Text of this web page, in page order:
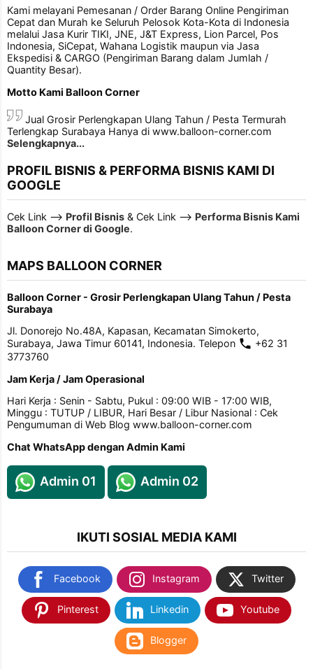
Kami melayani Pemesanan / Order Barang Online Pengiriman
Cepat dan Murah ke Seluruh Pelosok Kota-Kota di Indonesia
melalui Jasa Kurir TIKI, JNE, J&T Express, Lion Parcel, Pos
Indonesia, SiCepat, Wahana Logistik maupun via Jasa
Ekspedisi & CARGO (Pengiriman Barang dalam Jumlah /
Quantity Besar).
Motto Kami Balloon Corner
Jual Grosir Perlengkapan Ulang Tahun / Pesta Termurah
Terlengkap Surabaya Hanya di www.balloon-corner.com
Selengkapnya...
PROFIL BISNIS & PERFORMA BISNIS KAMI DI
GOOGLE
Cek Link --> Profil Bisnis & Cek Link --> Performa Bisnis Kami
Balloon Corner di Google.
MAPS BALLOON CORNER
Balloon Corner - Grosir Perlengkapan Ulang Tahun / Pesta
Surabaya
Jl. Donorejo No.48A, Kapasan, Kecamatan Simokerto,
Surabaya, Jawa Timur 60141, Indonesia. Telepon
+62 31
3773760
Jam Kerja / Jam Operasional
Hari Kerja : Senin - Sabtu, Pukul : 09:00 WIB - 17:00 WIB,
Minggu : TUTUP / LIBUR, Hari Besar / Libur Nasional : Cek
Pengumuman di Web Blog www.balloon-corner.com
Chat WhatsApp dengan Admin Kami
Admin 01 Admin 02
IKUTI SOSIAL MEDIA KAMI
Facebook Instagram Twitter
Pinterest Linkedin Youtube
Blogger